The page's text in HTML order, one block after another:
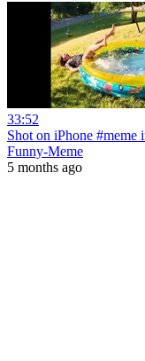
33:52
Shot on iPhone #meme
Funny-Meme
5 months ago